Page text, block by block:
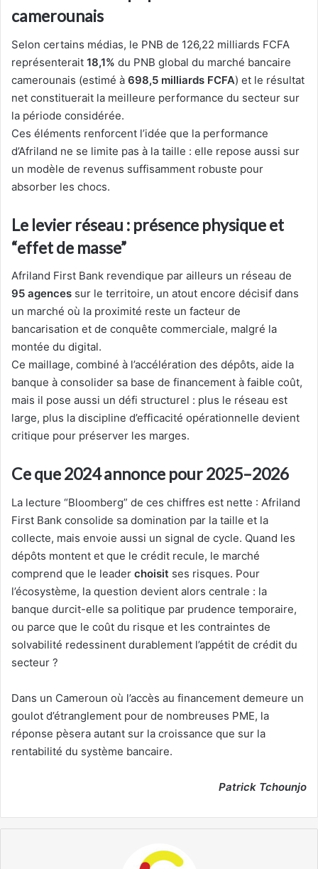
camerounais
Selon certains médias, le PNB de 126,22 milliards FCFA
représenterait 18,1% du PNB global du marché bancaire
camerounais (estimé à 698,5 milliards FCFA) et le résultat
net constituerait la meilleure performance du secteur sur
la période considérée.
Ces éléments renforcent l’idée que la performance
d’Afriland ne se limite pas à la taille : elle repose aussi sur
un modèle de revenus suffisamment robuste pour
absorber les chocs.
Le levier réseau : présence physique et
“effet de masse”
Afriland First Bank revendique par ailleurs un réseau de
95 agences sur le territoire, un atout encore décisif dans
un marché où la proximité reste un facteur de
bancarisation et de conquête commerciale, malgré la
montée du digital.
Ce maillage, combiné à l’accélération des dépôts, aide la
banque à consolider sa base de financement à faible coût,
mais il pose aussi un défi structurel : plus le réseau est
large, plus la discipline d’efficacité opérationnelle devient
critique pour préserver les marges.
Ce que 2024 annonce pour 2025–2026
La lecture “Bloomberg” de ces chiffres est nette : Afriland
First Bank consolide sa domination par la taille et la
collecte, mais envoie aussi un signal de cycle. Quand les
dépôts montent et que le crédit recule, le marché
comprend que le leader choisit ses risques. Pour
l’écosystème, la question devient alors centrale : la
banque durcit-elle sa politique par prudence temporaire,
ou parce que le coût du risque et les contraintes de
solvabilité redessinent durablement l’appétit de crédit du
secteur ?
Dans un Cameroun où l’accès au financement demeure un
goulot d’étranglement pour de nombreuses PME, la
réponse pèsera autant sur la croissance que sur la
rentabilité du système bancaire.
Patrick Tchounjo